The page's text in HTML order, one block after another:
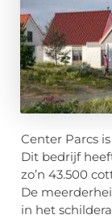
Center Parcs
Dit bedrijf
zo’n 43.500
De
in het